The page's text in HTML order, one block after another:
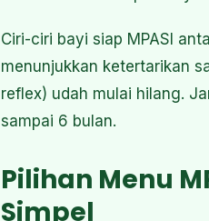
Ciri-ciri bayi siap MPASI
menunjukkan ketertarikan
reflex) udah mulai hilang.
sampai 6 bulan.
Pilihan Menu
Simpel